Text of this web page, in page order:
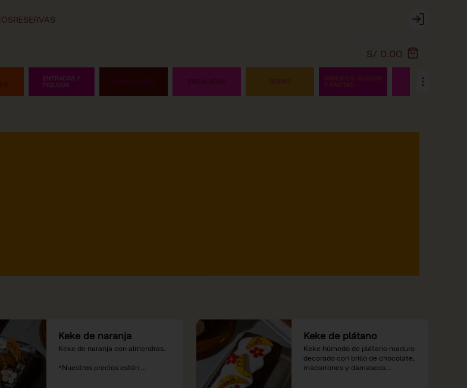
RESERVAS Login
S/ 0.00
Keke de naranja
Keke de naranja con almendras.
*Nuestros precios están
Keke de plátano
Keke húmedo de plátano maduro
decorado con brillo de chocolate,
macarrones y damascos.